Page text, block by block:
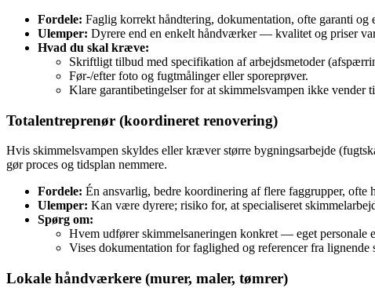
Fordele: Faglig korrekt håndtering, dokumentation, ofte garanti og
Ulemper: Dyrere end en enkelt håndværker — kvalitet og priser
Hvad du skal kræve:
Skriftligt tilbud med specifikation af arbejdsmetoder
Før‑/efter foto og fugtmålinger eller sporeprøver.
Klare garantibetingelser for at skimmelsvampen ikke vender
Totalentreprenør (koordineret renovering)
Hvis skimmelsvampen skyldes eller kræver større bygningsarbejde
gør proces og tidsplan nemmere.
Fordele: Én ansvarlig, bedre koordinering af flere faggrupper, ofte
Ulemper: Kan være dyrere; risiko for, at specialiseret
Spørg om:
Hvem udfører skimmelsaneringen konkret — eget personale
Vises dokumentation for faglighed og referencer fra lignende
Lokale håndværkere (murer, maler, tømrer)